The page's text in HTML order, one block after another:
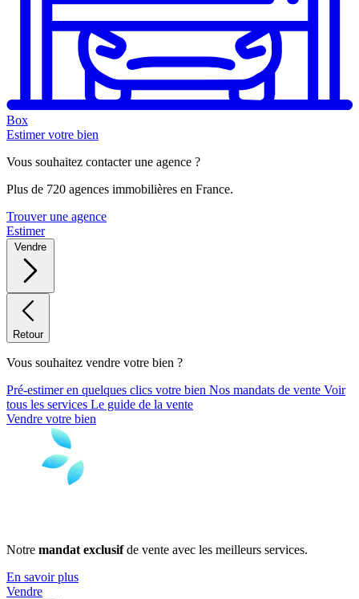
Box
Estimer votre bien
Vous souhaitez contacter une agence ?
Plus de 720 agences immobilières en France.
Trouver une agence
Estimer
Vendre
Retour
Vous souhaitez vendre votre bien ?
Pré-estimer en quelques clics votre bien Nos mandats de vente Voir
tous les services Le guide de la vente
Vendre votre bien
Notre mandat exclusifde vente avec les meilleurs services.
En savoir plus
Vendre